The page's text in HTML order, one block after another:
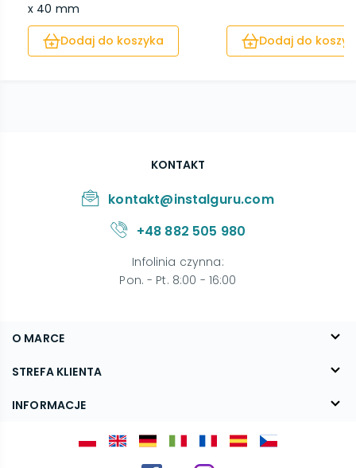
x 40 mm
Dodaj do koszyka
Dodaj do
O MARCE
O nas
Blog
STREFA KLIENTA
FAQ
INFORMACJE
KONTAKT
kontakt@instalguru.com
+48 882 505 980
Infolinia czynna:
Pon. - Pt. 8:00 - 16:00